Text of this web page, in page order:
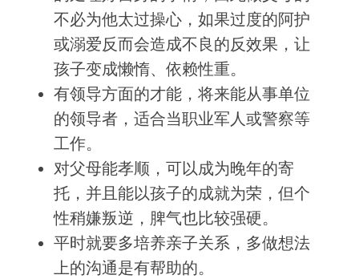
不必为他太过操心，如果过度的阿护
或溺爱反而会造成不良的反效果，让
孩子变成懒惰、依赖性重。
有领导方面的才能，将来能从事单位
的领导者，适合当职业军人或警察等
工作。
对父母能孝顺，可以成为晚年的寄
托，并且能以孩子的成就为荣，但个
性稍嫌叛逆，脾气也比较强硬。
平时就要多培养亲子关系，多做想法
上的沟通是有帮助的。